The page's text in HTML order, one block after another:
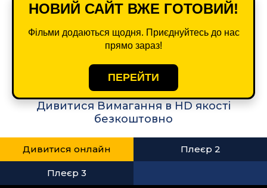
НОВИЙ САЙТ ВЖЕ ГОТОВИЙ!
Фільми додаються щодня. Приєднуйтесь до нас
прямо зараз!
ПЕРЕЙТИ
Дивитися Вимагання в HD якості
безкоштовно
Дивитися онлайн Плеєр 2
Плеєр 3